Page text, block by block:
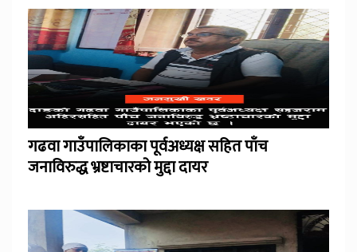
गढवा गाउँपालिकाका पूर्वअध्यक्ष सहित पाँच
जनाविरुद्ध भ्रष्टाचारको मुद्दा दायर